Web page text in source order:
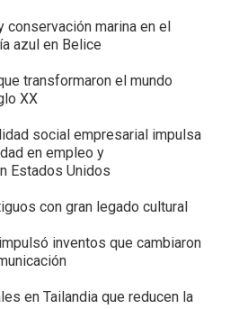
conservación marina en el
azul en Belice
transformaron el mundo
XX
social empresarial impulsa
en empleo y
Estados Unidos
con gran legado cultural
inventos que cambiaron
en Tailandia que reducen la